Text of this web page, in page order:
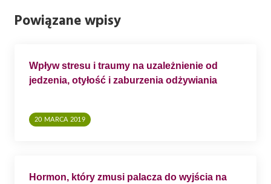
J
W
Powiązane wpisy
Wpływ stresu i traumy na uzależnienie od
jedzenia, otyłość i zaburzenia odżywiania
20 MARCA 2019
Hormon, który zmusi palacza do wyjścia na